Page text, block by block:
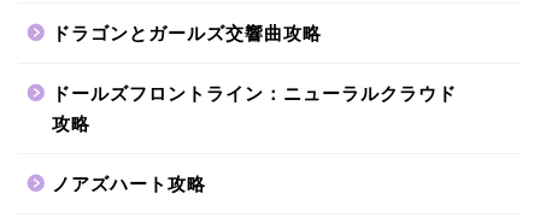
ドラゴンとガールズ交響曲攻略
ドールズフロントライン：ニューラルクラウド
攻略
ノアズハート攻略